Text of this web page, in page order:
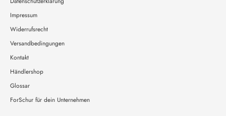
Impressum
Widerrufsrecht
Versandbedingungen
Kontakt
Händlershop
Glossar
ForSchur für dein Unternehmen